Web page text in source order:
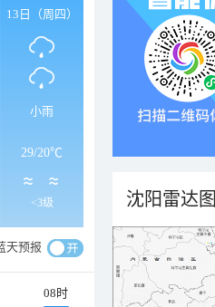
13日（周四）
小雨
29/20℃
<3级
天预报
08时
沈阳雷达图